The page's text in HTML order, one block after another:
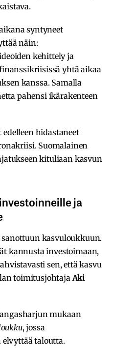
syntyneet
näin:
kehittely ja
yhtä aikaa
kanssa. Samalla
pahensi ikärakenteen
hidastaneet
Suomalainen
kituliaan kasvun
ja
kasvuloukkuun.
kannusta investoimaan,
sen, että kasvu
toimitusjohtaja Aki
mukaan
, jossa
taloutta.